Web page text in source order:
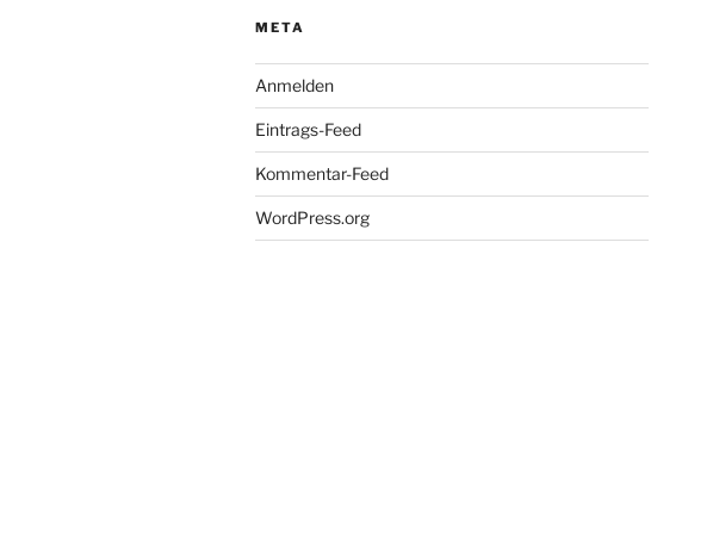
META
Anmelden
Eintrags-Feed
Kommentar-Feed
WordPress.org